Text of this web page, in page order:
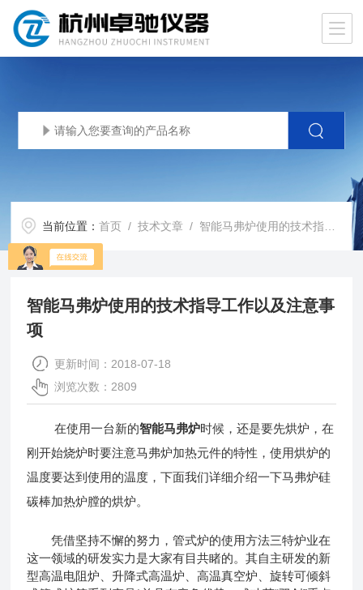
当前位置：首页 /技术文章 / 智能马弗炉使用的技术指导工作以及注意事项
智能马弗炉使用的技术指导工作以及注意事
项
更新时间：2018-07-18
浏览次数：2809
在使用一台新的智能马弗炉时候，还是要先烘炉，在
刚开始烧炉时要注意马弗炉加热元件的特性，使用烘炉的
温度要达到使用的温度，下面我们详细介绍一下马弗炉硅
碳棒加热炉膛的烘炉。
凭借坚持不懈的努力，管式炉的使用方法三特炉业在
这一领域的研发实力是大家有目共睹的。其自主研发的新
型高温电阻炉、升降式高温炉、高温真空炉、旋转可倾斜